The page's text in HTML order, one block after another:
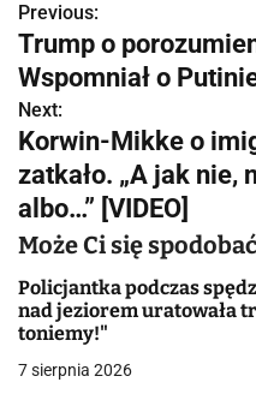
N
a
w
i
g
a
c
j
a
Previous:
Trump o
Wspomniał o
Next:
Korwin-Mikke o
zatkało. „A jak nie,
albo…” [VIDEO]
Może Ci się spodobać
Policjantka podczas
nad jeziorem uratowała
toniemy!"
7 sierpnia 2026